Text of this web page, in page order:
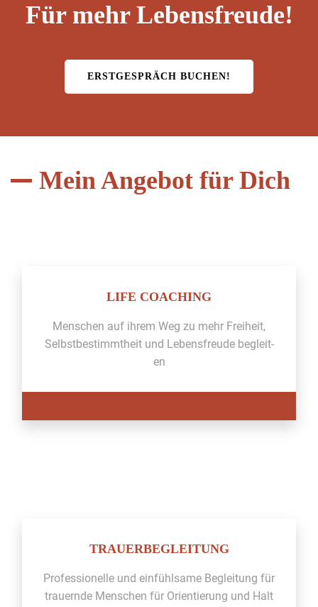
Für mehr Lebensfreude!
ERST­GE­SPRÄCH BUCHEN!
Mein Angebot für Dich
LIFE COACHING
Men­schen auf ihrem Weg zu mehr Frei­heit,
Selb­st­bes­timmtheit und Lebens­freude begleit­
en
TRAUERBEGLEITUNG
Pro­fes­sionelle und ein­fühlsame Begleitung für
trauernde Men­schen für Ori­en­tierung und Halt